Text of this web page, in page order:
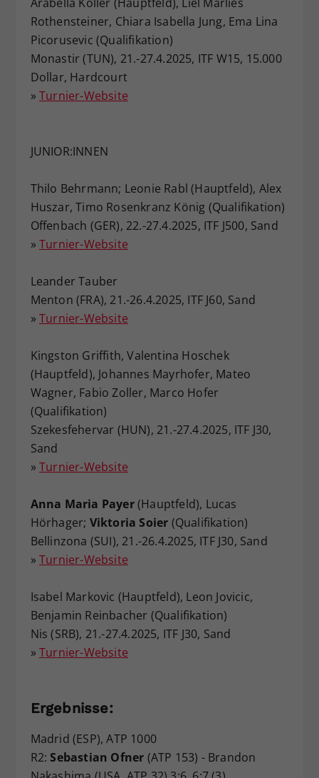
Rothensteiner, Chiara Isabella Jung, Ema Lina
Picorusevic (Qualifikation)
Monastir (TUN), 21.-27.4.2025, ITF W15, 15.000
Dollar, Hardcourt
» Turnier-Website
JUNIOR:INNEN
Thilo Behrmann; Leonie Rabl (Hauptfeld), Alex
Huszar, Timo Rosenkranz König (Qualifikation)
Offenbach (GER), 22.-27.4.2025, ITF J500, Sand
» Turnier-Website
Leander Tauber
Menton (FRA), 21.-26.4.2025, ITF J60, Sand
» Turnier-Website
Kingston Griffith, Valentina Hoschek
(Hauptfeld), Johannes Mayrhofer, Mateo
Wagner, Fabio Zoller, Marco Hofer
(Qualifikation)
Szekesfehervar (HUN), 21.-27.4.2025, ITF J30,
Sand
» Turnier-Website
Anna Maria Payer(Hauptfeld), Lucas
Hörhager; Viktoria Soier (Qualifikation)
Bellinzona (SUI), 21.-26.4.2025, ITF J30, Sand
» Turnier-Website
Isabel Markovic (Hauptfeld), Leon Jovicic,
Benjamin Reinbacher (Qualifikation)
Nis (SRB), 21.-27.4.2025, ITF J30, Sand
» Turnier-Website
Ergebnisse:
Madrid (ESP), ATP 1000
R2:Sebastian Ofner (ATP 153) - Brandon